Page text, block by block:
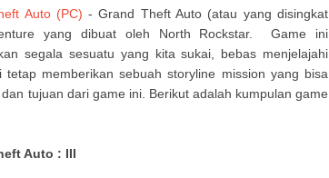
Auto (PC) - Grand Theft Auto (atau yang disingkat
yang dibuat oleh North Rockstar. Game ini
segala sesuatu yang kita sukai, bebas menjelajahi
memberikan sebuah storyline mission yang bisa
tujuan dari game ini. Berikut adalah kumpulan game
Auto : III